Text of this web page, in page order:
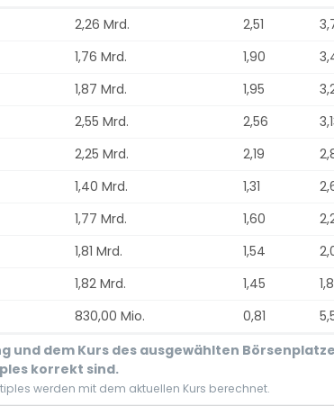
2,26 Mrd. 2,51
1,76 Mrd. 1,90
1,87 Mrd. 1,95
2,55 Mrd. 2,56
2,25 Mrd. 2,19
1,40 Mrd. 1,31
1,77 Mrd. 1,60
1,81 Mrd. 1,54
1,82 Mrd. 1,45
830,00 Mio. 0,81
und dem Kurs des ausgewählten
korrekt sind.
werden mit dem aktuellen Kurs berechnet.